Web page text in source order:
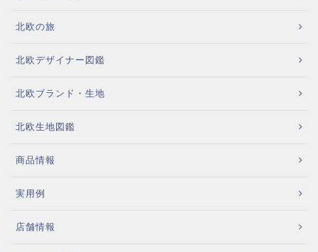
北欧の旅
北欧デザイナー図鑑
北欧ブランド・生地
北欧生地図鑑
商品情報
実用例
店舗情報